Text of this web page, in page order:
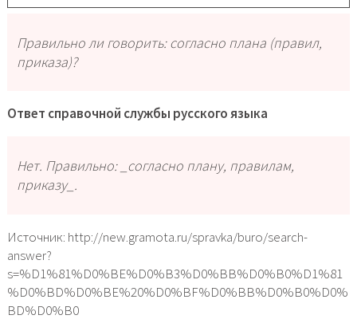
Правильно ли говорить: согласно плана (правил,
приказа)?
Ответ справочной службы русского языка
Нет. Правильно: _согласно плану, правилам,
приказу_.
Источник: http://new.gramota.ru/spravka/buro/search-
answer?
s=%D1%81%D0%BE%D0%B3%D0%BB%D0%B0%D1%81
%D0%BD%D0%BE%20%D0%BF%D0%BB%D0%B0%D0%
BD%D0%B0